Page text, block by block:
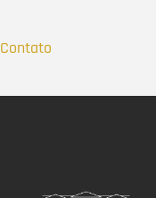
Contato